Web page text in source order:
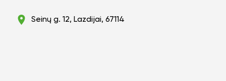
Seinų g. 12, Lazdijai, 67114